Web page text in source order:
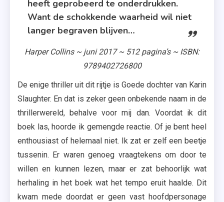
heeft geprobeerd te onderdrukken.
Want de schokkende waarheid wil niet
langer begraven blijven…
Harper Collins ~ juni 2017 ~ 512 pagina’s ~ ISBN:
9789402726800
De enige thriller uit dit rijtje is Goede dochter van Karin
Slaughter. En dat is zeker geen onbekende naam in de
thrillerwereld, behalve voor mij dan. Voordat ik dit
boek las, hoorde ik gemengde reactie. Of je bent heel
enthousiast of helemaal niet. Ik zat er zelf een beetje
tussenin. Er waren genoeg vraagtekens om door te
willen en kunnen lezen, maar er zat behoorlijk wat
herhaling in het boek wat het tempo eruit haalde. Dit
kwam mede doordat er geen vast hoofdpersonage